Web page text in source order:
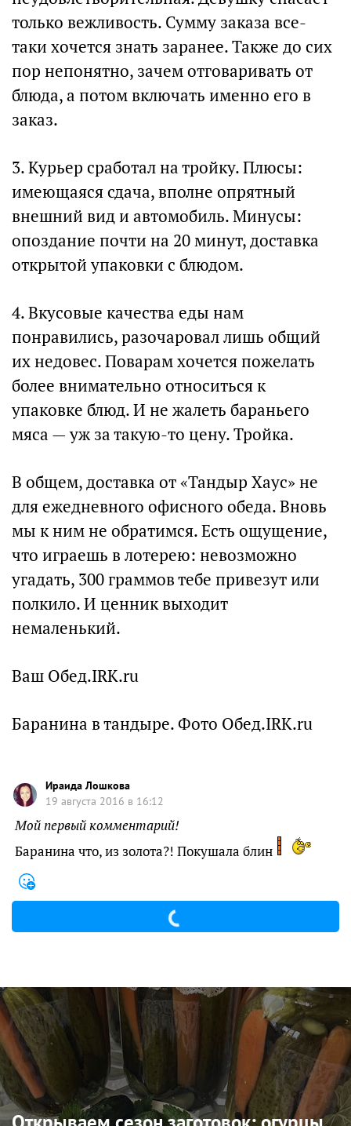
только вежливость. Сумму заказа все-
таки хочется знать заранее. Также до сих
пор непонятно, зачем отговаривать от
блюда, а потом включать именно его в
заказ.
3. Курьер сработал на тройку. Плюсы:
имеющаяся сдача, вполне опрятный
внешний вид и автомобиль. Минусы:
опоздание почти на 20 минут, доставка
открытой упаковки с блюдом.
4. Вкусовые качества еды нам
понравились, разочаровал лишь общий
их недовес. Поварам хочется пожелать
более внимательно относиться к
упаковке блюд. И не жалеть бараньего
мяса — уж за такую-то цену. Тройка.
В общем, доставка от «Тандыр Хаус» не
для ежедневного офисного обеда. Вновь
мы к ним не обратимся. Есть ощущение,
что играешь в лотерею: невозможно
угадать, 300 граммов тебе привезут или
полкило. И ценник выходит
немаленький.
Ваш Обед.IRK.ru
Баранина в тандыре. Фото Обед.IRK.ru
Ираида Лошкова
19 августа 2016 в 16:12
Мой первый комментарий!
Баранина что, из золота?! Покушала блин